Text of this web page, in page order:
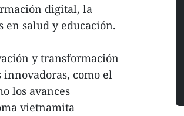
digital, la
en salud y educación.
y transformación
como el
los avances
vietnamita